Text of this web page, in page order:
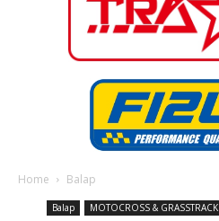
Home Balap
Balap MOTOCROSS & GRASSTRACK